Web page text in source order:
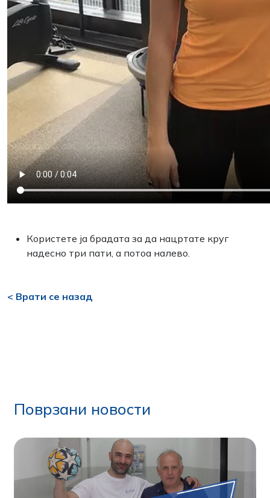
Користете ја брадата за да нацртате круг
надесно три пати, а потоа налевo.
< Врати се назад
Поврзани новости